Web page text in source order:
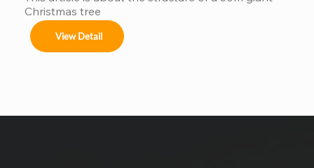
Christmas tree
View Detail